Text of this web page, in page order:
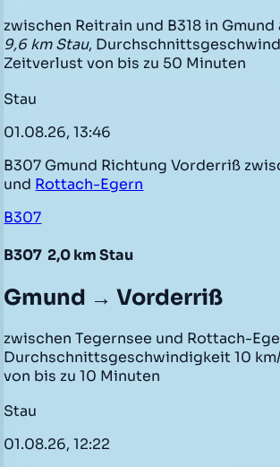
zwischen Reitrain und B318 in Gmund
9,6 km Stau,
Zeitverlust von bis zu 50 Minuten
Stau
01.08.26, 13:46
B307 Gmund Richtung Vorderriß
und Rottach-Egern
B307
B307 2,0 km Stau
Gmund → Vorderriß
zwischen Tegernsee und Rottach-
Durchschnittsgeschwindigkeit 10
von bis zu 10 Minuten
Stau
01.08.26, 12:22